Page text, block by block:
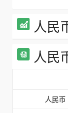
人民
人民
人民币